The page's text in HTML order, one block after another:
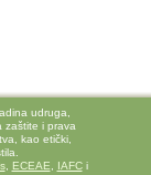
udruga,
zaštite i prava
kao etički,
, ECEAE IAFCi